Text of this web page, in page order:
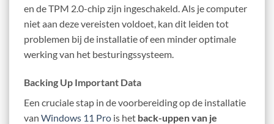
en de TPM 2.0-chip zijn ingeschakeld. Als je computer
niet aan deze vereisten voldoet, kan dit leiden tot
problemen bij de installatie of een minder optimale
werking van het besturingssysteem.
Backing Up Important Data
Een cruciale stap in de voorbereiding op de installatie
van Windows 11 Pro is het back-uppen van je